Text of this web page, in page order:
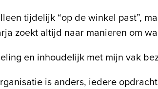
tijdelijk “op de winkel past”,
zoekt altijd naar manieren om
en inhoudelijk met mijn vak
is anders, iedere